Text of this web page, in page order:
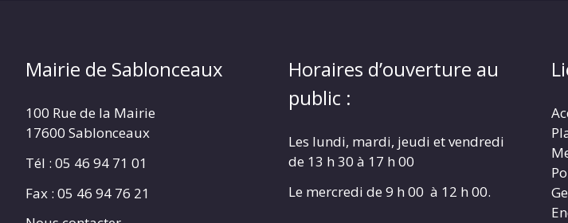
Mairie de Sablonceaux
100 Rue de la Mairie
17600 Sablonceaux
Tél : 05 46 94 71 01
Fax : 05 46 94 76 21
Horaires d’ouverture au
public :
Les lundi, mardi, jeudi et vendredi
de 13 h 30 à 17 h 00
Le mercredi de 9 h 00 à 12 h 00.